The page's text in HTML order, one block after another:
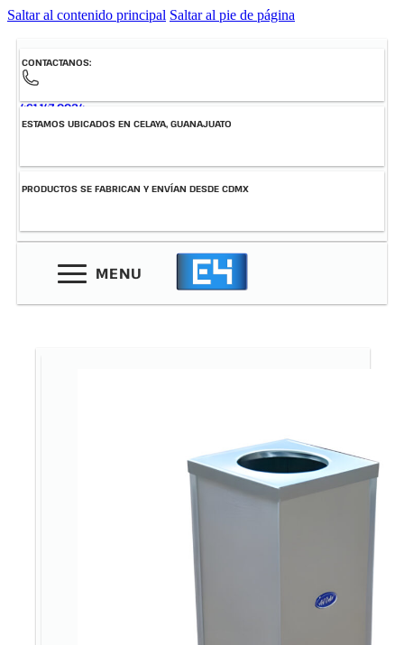
Saltar al contenido principal Saltar al pie de página
CONTACTANOS:
461-147-0034
ESTAMOS UBICADOS EN CELAYA, GUANAJUATO
PRODUCTOS SE FABRICAN Y ENVÍAN DESDE CDMX
MENU